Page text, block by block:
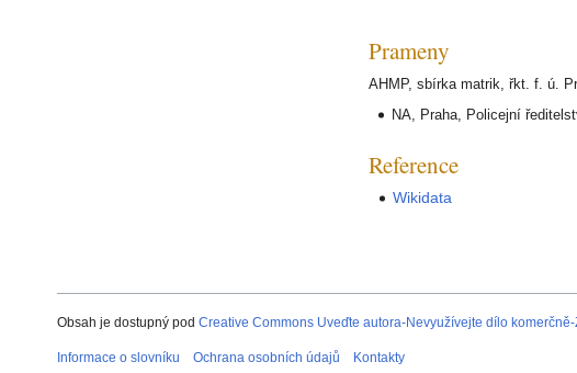
Prameny
AHMP, sbírka matrik, řkt. f. ú.
NA, Praha, Policejní
Reference
Wikidata
Obsah je dostupný pod Creative Commons Uveďte autora-Nevyužívejte dílo
Informace o slovníku Ochrana osobních údajů Kontakty